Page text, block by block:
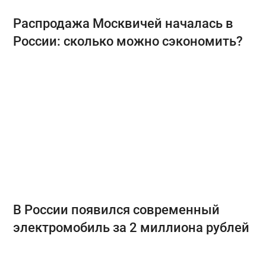
Распродажа Москвичей началась в
России: сколько можно сэкономить?
В России появился современный
электромобиль за 2 миллиона рублей